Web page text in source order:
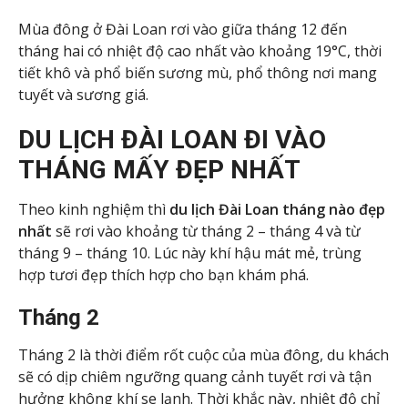
Mùa đông ở Đài Loan rơi vào giữa tháng 12 đến
tháng hai có nhiệt độ cao nhất vào khoảng 19°C, thời
tiết khô và phổ biến sương mù, phổ thông nơi mang
tuyết và sương giá.
DU LỊCH ĐÀI LOAN ĐI VÀO
THÁNG MẤY ĐẸP NHẤT
Theo kinh nghiệm thì du lịch Đài Loan tháng nào đẹp
nhất sẽ rơi vào khoảng từ tháng 2 – tháng 4 và từ
tháng 9 – tháng 10. Lúc này khí hậu mát mẻ, trùng
hợp tươi đẹp thích hợp cho bạn khám phá.
Tháng 2
Tháng 2 là thời điểm rốt cuộc của mùa đông, du khách
sẽ có dịp chiêm ngưỡng quang cảnh tuyết rơi và tận
hưởng không khí se lạnh. Thời khắc này, nhiệt độ chỉ